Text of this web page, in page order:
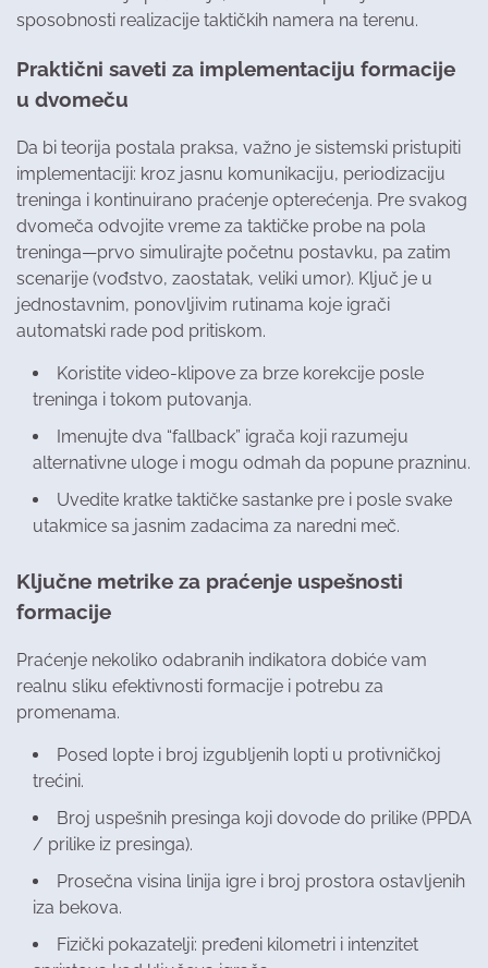
sposobnosti realizacije taktičkih namera na terenu.
Praktični saveti za implementaciju formacije
u dvomeču
Da bi teorija postala praksa, važno je sistemski pristupiti
implementaciji: kroz jasnu komunikaciju, periodizaciju
treninga i kontinuirano praćenje opterećenja. Pre svakog
dvomeča odvojite vreme za taktičke probe na pola
treninga—prvo simulirajte početnu postavku, pa zatim
scenarije (vođstvo, zaostatak, veliki umor). Ključ je u
jednostavnim, ponovljivim rutinama koje igrači
automatski rade pod pritiskom.
Koristite video-klipove za brze korekcije posle
treninga i tokom putovanja.
Imenujte dva “fallback” igrača koji razumeju
alternativne uloge i mogu odmah da popune prazninu.
Uvedite kratke taktičke sastanke pre i posle svake
utakmice sa jasnim zadacima za naredni meč.
Ključne metrike za praćenje uspešnosti
formacije
Praćenje nekoliko odabranih indikatorа dobiće vam
realnu sliku efektivnosti formacije i potrebu za
promenama.
Posed lopte i broj izgubljenih lopti u protivničkoj
trećini.
Broj uspešnih presinga koji dovode do prilike (PPDA
/ prilike iz presinga).
Prosečna visina linija igre i broj prostora ostavljenih
iza bekova.
Fizički pokazatelji: pređeni kilometri i intenzitet